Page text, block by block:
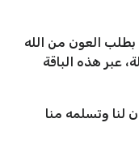
بطلب العون من الله
عبر هذه الباقة
لنا وتسلمه منا